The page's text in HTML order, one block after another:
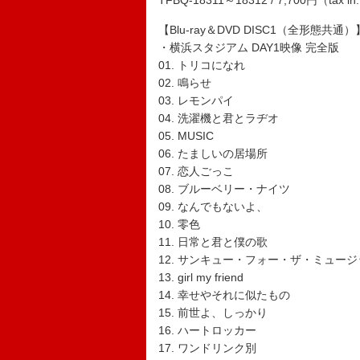
【Blu-ray＆DVD DISC1（全形態共通）】
・横浜スタジアム DAY1映像 完全版
01. トリコになれ
02. 鳴らせ
03. レモンパイ
04. 洗濯機と君とラヂオ
05. MUSIC
06. たましいの居場所
07. 恋人ごっこ
08. ブルーベリー・ナイツ
09. なんでもないよ、
10. 零色
11. 日常と君と僕の歌
12. サンキュー・フォー・ザ・ミュージ
13. girl my friend
14. 幸せやそれに似たもの
15. 前世よ、しっかり
16. ハートロッカー
17. ワンドリンク別